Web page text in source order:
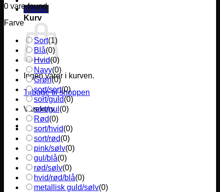
0,00 kr.
Kurv
Ingen varer i kurven.
Tilbage til shoppen
Varekurv
0 vare found
Farve
Sort(1)
Blå(0)
Hvid(0)
Navy(0)
Grøn(0)
sort/sort(0)
sort/guld(0)
sort/gul (0)
Rød(0)
sort/hvid(0)
sort/rød(0)
pink/sølv(0)
gul/blå(0)
rød/sølv(0)
hvid/rød/blå(0)
metallisk guld/sølv(0)